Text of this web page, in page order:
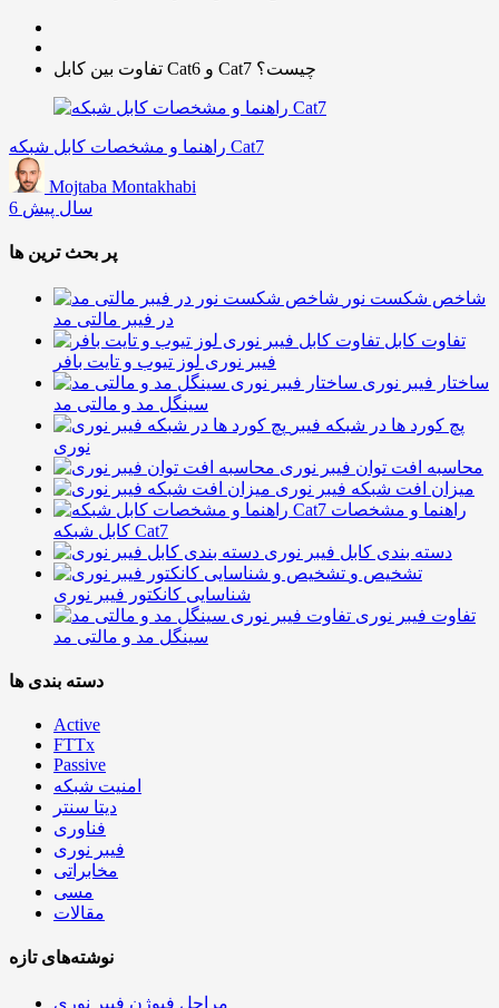
تفاوت بین کابل Cat6 و Cat7 چیست؟
راهنما و مشخصات کابل شبکه Cat7
Mojtaba Montakhabi
6 سال پیش
پر بحث ترین ها
شاخص شکست نور
در فیبر مالتی مد
تفاوت کابل
فیبر نوری لوز تیوب و تایت بافر
ساختار فیبر نوری
سینگل مد و مالتی مد
پچ کورد ها در شبکه فیبر
نوری
محاسبه افت توان فیبر نوری
میزان افت شبکه فیبر نوری
راهنما و مشخصات
کابل شبکه Cat7
دسته بندی کابل فیبر نوری
تشخیص و
شناسایی کانکتور فیبر نوری
تفاوت فیبر نوری
سینگل مد و مالتی مد
دسته بندی ها
Active
FTTx
Passive
امنیت شبکه
دیتا سنتر
فناوری
فیبر نوری
مخابراتی
مسی
مقالات
نوشته‌های تازه
مراحل فیوژن فیبر نوری